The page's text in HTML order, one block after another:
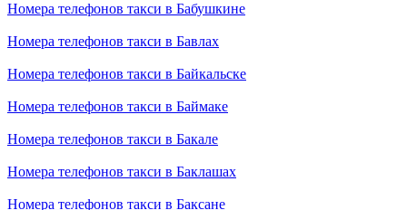
Номера телефонов такси в Бабушкине
Номера телефонов такси в Бавлах
Номера телефонов такси в Байкальске
Номера телефонов такси в Баймаке
Номера телефонов такси в Бакале
Номера телефонов такси в Баклашах
Номера телефонов такси в Баксане